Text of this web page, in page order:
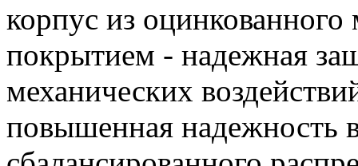
корпус из
покрытием - надежная
механических
повышенная надежность